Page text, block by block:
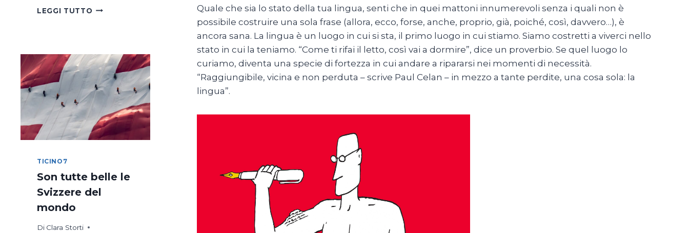
Quale che sia lo stato della tua lingua, senti che in quei mattoni innumerevoli senza i quali non è
possibile costruire una sola frase (allora, ecco, forse, anche, proprio, già, poiché, così, davvero…), è
ancora sana. La lingua è un luogo in cui si sta, il primo luogo in cui stiamo. Siamo costretti a viverci nello
stato in cui la teniamo. “Come ti rifai il letto, così vai a dormire”, dice un proverbio. Se quel luogo lo
curiamo, diventa una specie di fortezza in cui andare a ripararsi nei momenti di necessità.
“Raggiungibile, vicina e non perduta – scrive Paul Celan – in mezzo a tante perdite, una cosa sola: la
lingua”.
LEGGI TUTTO SUL
BICICLETTA
TICINO7
Son tutte belle le
Svizzere del
mondo
Di Clara Storti